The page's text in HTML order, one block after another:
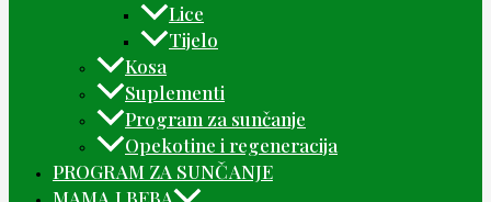
Lice
Tijelo
Kosa
Suplementi
Program za sunčanje
Opekotine i regeneracija
PROGRAM ZA SUNČANJE